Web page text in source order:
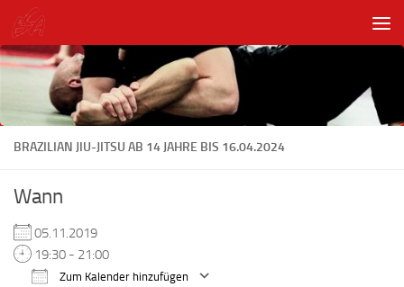
Unter dem Inhalt
BRAZILIAN JIU-JITSU AB 14 JAHRE BIS 16.04.2024
Wann
05.11.2019
19:30 - 21:00
Zum Kalender hinzufügen